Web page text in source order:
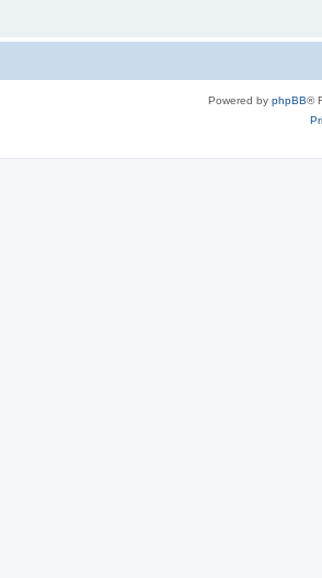
Powered by phpBB®